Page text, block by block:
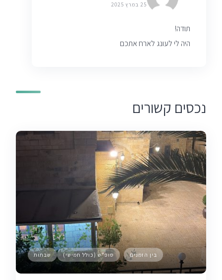
25 במרץ 2025
תודה!
היה לי לעונג לארח אתכם
נכסים קשורים
בין הזמנים סופ"ש (כולל חמישי) שבתות